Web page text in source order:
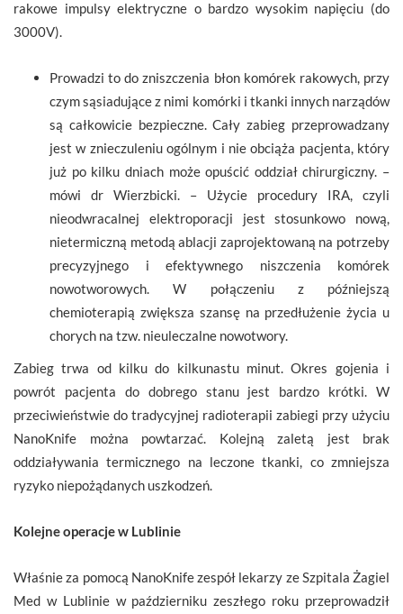
rakowe impulsy elektryczne o bardzo wysokim napięciu (do
3000V).
Prowadzi to do zniszczenia błon komórek rakowych, przy
czym sąsiadujące z nimi komórki i tkanki innych narządów
są całkowicie bezpieczne. Cały zabieg przeprowadzany
jest w znieczuleniu ogólnym i nie obciąża pacjenta, który
już po kilku dniach może opuścić oddział chirurgiczny. –
mówi dr Wierzbicki. – Użycie procedury IRA, czyli
nieodwracalnej elektroporacji jest stosunkowo nową,
nietermiczną metodą ablacji zaprojektowaną na potrzeby
precyzyjnego i efektywnego niszczenia komórek
nowotworowych. W połączeniu z późniejszą
chemioterapią zwiększa szansę na przedłużenie życia u
chorych na tzw. nieuleczalne nowotwory.
Zabieg trwa od kilku do kilkunastu minut. Okres gojenia i
powrót pacjenta do dobrego stanu jest bardzo krótki. W
przeciwieństwie do tradycyjnej radioterapii zabiegi przy użyciu
NanoKnife można powtarzać. Kolejną zaletą jest brak
oddziaływania termicznego na leczone tkanki, co zmniejsza
ryzyko niepożądanych uszkodzeń.
Kolejne operacje w Lublinie
Właśnie za pomocą NanoKnife zespół lekarzy ze Szpitala Żagiel
Med w Lublinie w październiku zeszłego roku przeprowadził